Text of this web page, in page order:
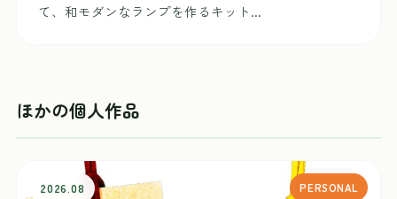
て、和モダンなランプを作るキット...
ほかの個人作品
2026.08 PERSONAL